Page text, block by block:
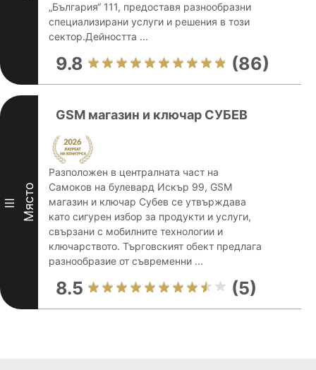
„България“ 111, предоставя разнообразни
специализирани услуги и решения в този
сектор.Дейността ...
9.8 (86)
III Място
GSM магазин и ключар СУБЕВ
Разположен в централната част на
Самоков на булевард Искър 99, GSM
магазин и ключар Субев се утвърждава
като сигурен избор за продукти и услуги,
свързани с мобилните технологии и
ключарството. Търговският обект предлага
разнообразие от съвременни ...
8.5 (5)